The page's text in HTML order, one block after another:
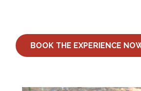
BOOK THE EXPERIENCE